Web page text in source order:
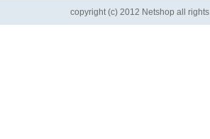
copyright (c) 2012 Netshop all